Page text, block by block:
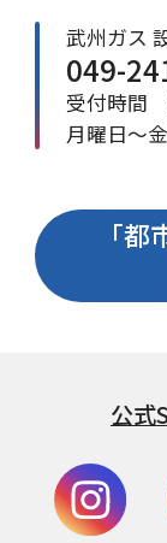
武州ガス
049-
受付時間
月曜日～
「
公式